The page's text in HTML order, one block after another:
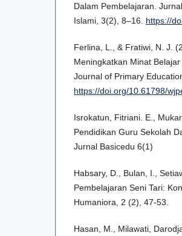
Dalam Pembelajaran.
Islami, 3(2), 8–16. https://
Ferlina, L., & Fratiwi, N. J.
Meningkatkan Minat
Journal of Primary
https://doi.org/10.61798/
Isrokatun, Fitriani. E.,
Pendidikan Guru Sekolah
Jurnal Basicedu 6(1)
Habsary, D., Bulan, I.,
Pembelajaran Seni Tari:
Humaniora, 2 (2), 47-53.
Hasan, M., Milawati,